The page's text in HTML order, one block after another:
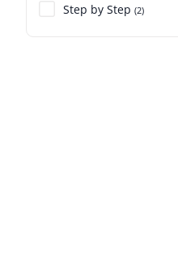
Step by Step (2)